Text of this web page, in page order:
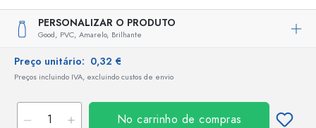
PERSONALIZAR O PRODUTO
Good, PVC, Amarelo, Brilhante
Preço unitário: 0,32 €
Preços incluindo IVA, excluindo custos de envio
No carrinho de compras